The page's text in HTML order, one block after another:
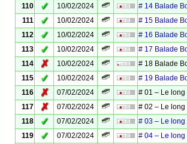
110
✓ 10/02/2024
# 14 Balade
111
✓ 10/02/2024
# 15 Balade
112
✓ 10/02/2024
# 16 Balade
113
✓ 10/02/2024
# 17 Balade
114
✗ 10/02/2024
# 18 Balade
115
✓ 10/02/2024
# 19 Balade
116
✗ 07/02/2024
# 01 – Le
117
✗ 07/02/2024
# 02 – Le
118
✓ 07/02/2024
# 03 – Le
119
✓ 07/02/2024
# 04 – Le